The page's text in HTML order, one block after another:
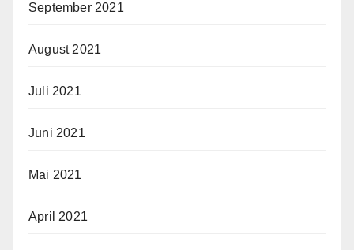
September 2021
August 2021
Juli 2021
Juni 2021
Mai 2021
April 2021